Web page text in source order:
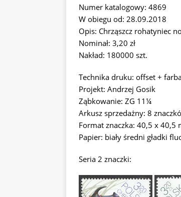
Numer katalogowy: 4869
W obiegu od: 28.09.2018
Opis: Chrząszcz rohatyniec
Nominał: 3,20 zł
Nakład: 180000 szt.
Technika druku: offset +
Projekt: Andrzej Gosik
Ząbkowanie: ZG 11¼
Arkusz sprzedażny: 8
Format znaczka: 40,5 x 40,5
Papier: biały średni gładki
Seria 2 znaczki: